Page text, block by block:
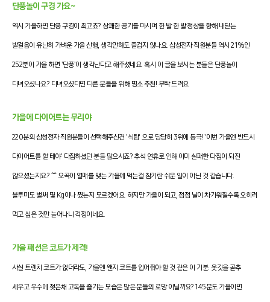
단풍놀이 구경 가요~
역시 가을하면 단풍 구경이 최고죠? 상쾌한 공기를 마시며 한 발 한 발 정상을향해 내딛는
발걸음이 유난히 가벼운 가을 산행, 생각만해도 즐겁지 않나요. 삼성전자 직원분들 역시 21%인
252분이 가을 하면 '단풍'이 생각난다고 해주셨네요. 혹시 이 글을 보시는 분들은 단풍놀이
다녀오셨나요? 다녀오셨다면 다른 분들을 위해 명소 추천! 부탁 드려요.
가을에 다이어트는 무리야
220분의 삼성전자 직원분들이 선택해주신건 '식탐' 으로 당당히 3위에 등극! '이번 가을엔 반드시
다이어트를 할 테야' 다짐하셨던 분들 많으시죠? 추석 연휴로 인해 이미 실패한다짐이 되진
않으셨는지요? ^^ 오곡이 열매를 맺는 가을에 먹는걸 참기란 쉬운 일이 아닌 것 같습니다.
블루미도 벌써 몇 Kg이나 쪘는지 모르겠어요. 하지만 가을이 되고, 점점 날이 차가워질수록 오히려
먹고 싶은 것만 늘어나니 걱정이네요.
가을 패션은 코트가 제격!
사실 트렌치 코트가 없더라도, 가을엔 왠지 코트를 입어줘야 할 것 같은 이 기분. 옷깃을 곧추
세우고 우수에 젖은채 고독을 즐기는 모습은 많은 분들의 로망 아닐까요? 145분도 가을이면